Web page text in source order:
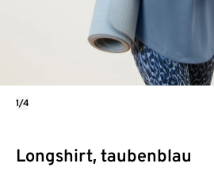
Longshirt, taubenblau
1/4